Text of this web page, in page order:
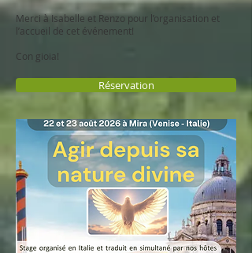
Merci à Isabelle et Renzo pour l’organisation et
l’accueil de cet événement!
Con gioia!
Réservation